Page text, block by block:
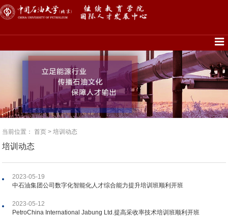
当前位置：首页 >培训动态
培训动态
2023-05-19
中石油集团公司数字化智能化人才综合能力提升培训班顺利开班
2023-05-12
PetroChina International Jabung Ltd.提高采收率技术培训班顺利开班